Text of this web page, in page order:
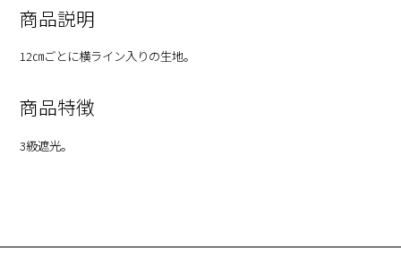
商品説明
12㎝ごとに横ライン入りの生地。
商品特徴
3級遮光。